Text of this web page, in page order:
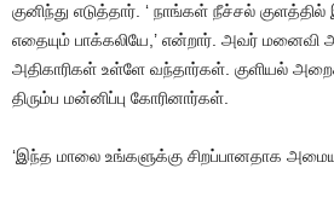
குனிந்து எடுத்தார் . ‘ நாங்கள் நீச்சல் குளத்தில்
எதையும் பாக்கலியே ,’ என்றார் அவர் மனைவி
அதிகாரிகள் உள்ளே வந்தார்கள் குளியல்
திரும்ப மன்னிப்பு கோரினார்கள்
‘இந்த மாலை உங்களுக்கு சிறப்பானதாக